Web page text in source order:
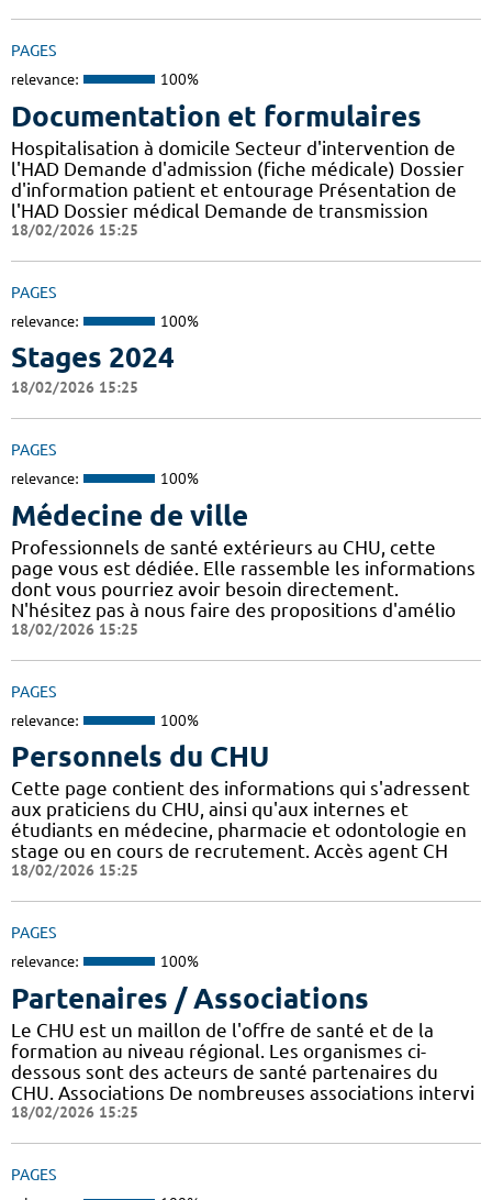
PAGES
relevance: 100%
Documentation et formulaires
Hospitalisation à domicile Secteur d'intervention de
l'HAD Demande d'admission (fiche médicale) Dossier
d'information patient et entourage Présentation de
l'HAD Dossier médical Demande de transmission
18/02/2026 15:25
PAGES
relevance: 100%
Stages 2024
18/02/2026 15:25
PAGES
relevance: 100%
Médecine de ville
Professionnels de santé extérieurs au CHU, cette
page vous est dédiée. Elle rassemble les informations
dont vous pourriez avoir besoin directement.
N'hésitez pas à nous faire des propositions d'amélio
18/02/2026 15:25
PAGES
relevance: 100%
Personnels du CHU
Cette page contient des informations qui s'adressent
aux praticiens du CHU, ainsi qu'aux internes et
étudiants en médecine, pharmacie et odontologie en
stage ou en cours de recrutement. Accès agent CH
18/02/2026 15:25
PAGES
relevance: 100%
Partenaires / Associations
Le CHU est un maillon de l'offre de santé et de la
formation au niveau régional. Les organismes ci-
dessous sont des acteurs de santé partenaires du
CHU. Associations De nombreuses associations intervi
18/02/2026 15:25
PAGES